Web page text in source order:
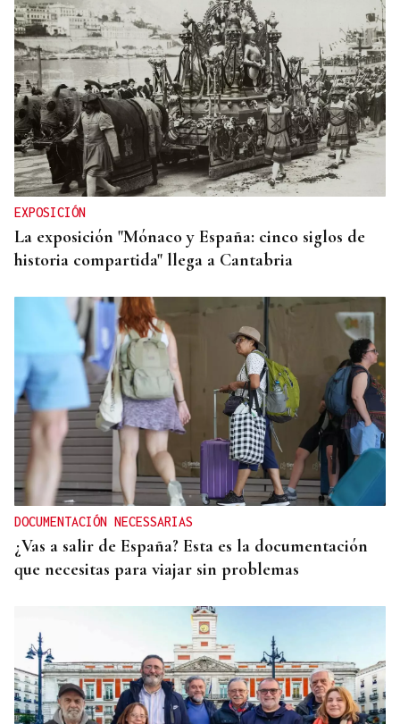
EXPOSICIÓN
La exposición "Mónaco y España: cinco siglos de
historia compartida" llega a Cantabria
DOCUMENTACIÓN NECESSARIAS
¿Vas a salir de España? Esta es la documentación
que necesitas para viajar sin problemas